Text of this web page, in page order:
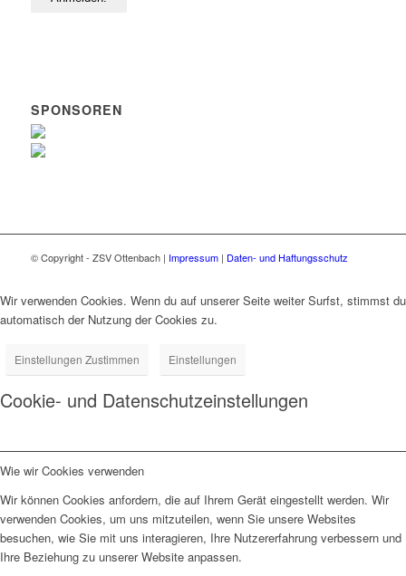
SPONSOREN
© Copyright - ZSV Ottenbach | Impressum| Daten- und Haftungsschutz
Wir verwenden Cookies. Wenn du auf unserer Seite weiter Surfst, stimmst du
automatisch der Nutzung der Cookies zu.
Einstellungen Zustimmen Einstellungen
Cookie- und Datenschutzeinstellungen
Wie wir Cookies verwenden
Wir können Cookies anfordern, die auf Ihrem Gerät eingestellt werden. Wir
verwenden Cookies, um uns mitzuteilen, wenn Sie unsere Websites
besuchen, wie Sie mit uns interagieren, Ihre Nutzererfahrung verbessern und
Ihre Beziehung zu unserer Website anpassen.